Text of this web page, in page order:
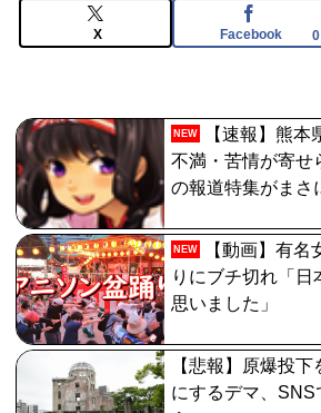
【FGO】中国語版10周年を記念した
SAME SKY all over the world」。
【FGO】リリス Fate/GrandOrderの
【画像】影山優佳さん(25)、下着姿
ない
【FGO】周年なんだからログレス復
のに
X Facebook 0
NEW
【速報】熊本
不満・苦情が寄
の報道特集がまさ
NEW
【動画】有名
りにブチ切れ「日
思いました」
【悲報】原爆投下
にするデマ、SNS